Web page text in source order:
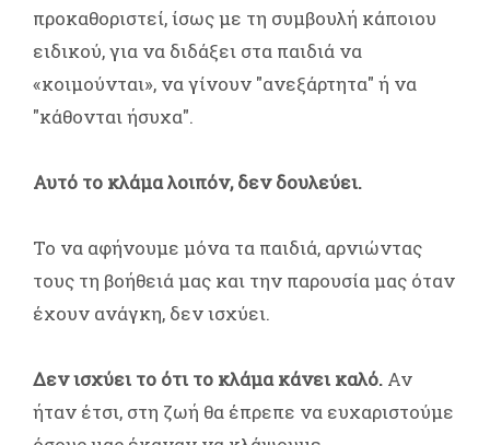
προκαθοριστεί, ίσως με τη συμβουλή κάποιου
ειδικού, για να διδάξει στα παιδιά να
«κοιμούνται», να γίνουν "ανεξάρτητα" ή να
"κάθονται ήσυχα".
Αυτό το κλάμα λοιπόν, δεν δουλεύει.
Το να αφήνουμε μόνα τα παιδιά, αρνιώντας
τους τη βοήθειά μας και την παρουσία μας όταν
έχουν ανάγκη, δεν ισχύει.
Δεν ισχύει το ότι το κλάμα κάνει καλό. Αν
ήταν έτσι, στη ζωή θα έπρεπε να ευχαριστούμε